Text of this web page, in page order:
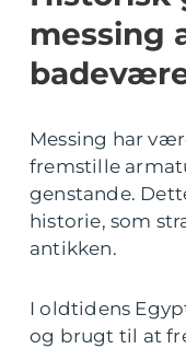
messing
Messing har
fremstille
genstande.
historie, som
antikken.
I oldtidens
og brugt til at